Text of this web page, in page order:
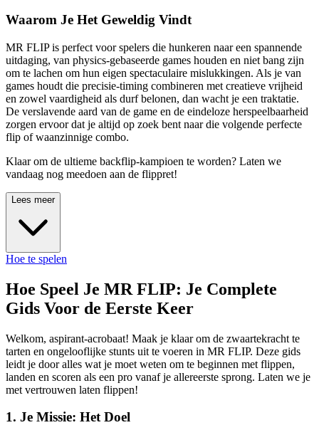
Waarom Je Het Geweldig Vindt
MR FLIP is perfect voor spelers die hunkeren naar een spannende
uitdaging, van physics-gebaseerde games houden en niet bang zijn
om te lachen om hun eigen spectaculaire mislukkingen. Als je van
games houdt die precisie-timing combineren met creatieve vrijheid
en zowel vaardigheid als durf belonen, dan wacht je een traktatie.
De verslavende aard van de game en de eindeloze herspeelbaarheid
zorgen ervoor dat je altijd op zoek bent naar die volgende perfecte
flip of waanzinnige combo.
Klaar om de ultieme backflip-kampioen te worden? Laten we
vandaag nog meedoen aan de flippret!
Lees meer
Hoe te spelen
Hoe Speel Je MR FLIP: Je Complete
Gids Voor de Eerste Keer
Welkom, aspirant-acrobaat! Maak je klaar om de zwaartekracht te
tarten en ongelooflijke stunts uit te voeren in MR FLIP. Deze gids
leidt je door alles wat je moet weten om te beginnen met flippen,
landen en scoren als een pro vanaf je allereerste sprong. Laten we je
met vertrouwen laten flippen!
1. Je Missie: Het Doel